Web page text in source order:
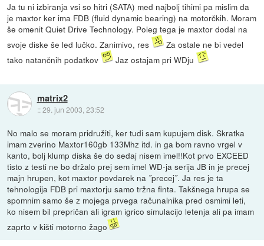
Ja tu ni izbiranja vsi so hitri (SATA) med najbolj tihimi pa mislim da
je maxtor ker ima FDB (fluid dynamic bearing) na motorčkih. Moram
še omenit Quiet Drive Technology. Poleg tega je maxtor dodal na
svoje diske še led lučko. Zanimivo, res
Za ostale ne bi vedel
tako natančnih podatkov
Jaz ostajam pri WDju
matrix2
::29. jun 2003, 23:52
No malo se moram pridružiti, ker tudi sam kupujem disk. Skratka
imam zverino Maxtor160gb 133Mhz itd. in ga bom ravno vrgel v
kanto, bolj klump diska še do sedaj nisem imel!!Kot prvo EXCEED
tisto z testi ne bo držalo prej sem imel WD-ja serija JB in je precej
majn hrupen, kot maxtor povdarek na ˝precej˝. Ja res je ta
tehnologija FDB pri maxtorju samo tržna finta. Takšnega hrupa se
spomnim samo še z mojega prvega računalnika pred osmimi leti,
ko nisem bil prepričan ali igram igrico simulacijo letenja ali pa imam
zaprto v kišti motorno žago